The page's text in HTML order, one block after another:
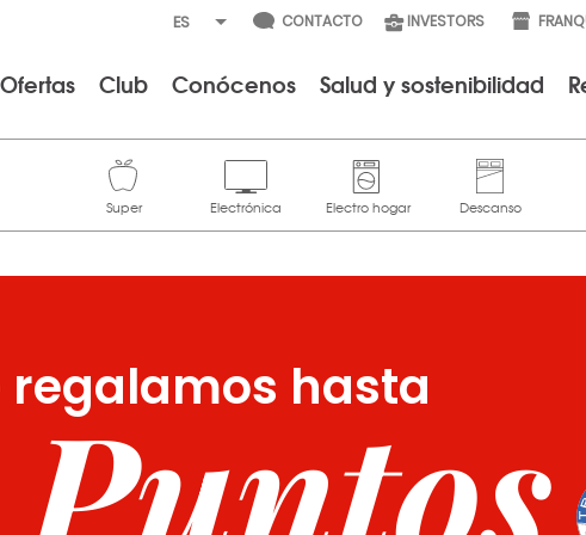
CONTACTO INVESTORS
Ofertas Club Conócenos Salud y sostenibilidad
regalamos hasta